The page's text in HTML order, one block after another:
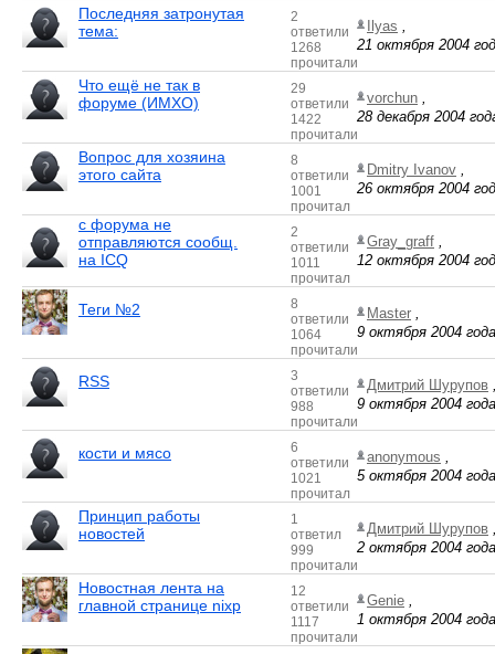
Последняя затронутая
тема:
2
ответили
1268
прочитали
Ilyas ,
21 октября 2004
Что ещё не так в
форуме (ИМХО)
29
ответили
1422
прочитали
vorchun ,
28 декабря 2004
Вопрос для хозяина
этого сайта
8
ответили
1001
прочитал
Dmitry Ivanov ,
26 октября 2004
с форума не
отправляются сообщ.
на ICQ
2
ответили
1011
прочитал
Gray_graff ,
12 октября 2004
Теги №2
8
ответили
1064
прочитали
Master ,
9 октября 2004
RSS
3
ответили
988
прочитали
Дмитрий Шурупов
9 октября 2004
кости и мясо
6
ответили
1021
прочитал
anonymous ,
5 октября 2004
Принцип работы
новостей
1
ответил
999
прочитали
Дмитрий Шурупов
2 октября 2004
Новостная лента на
главной странице nixp
12
ответили
1117
прочитали
Genie ,
1 октября 2004